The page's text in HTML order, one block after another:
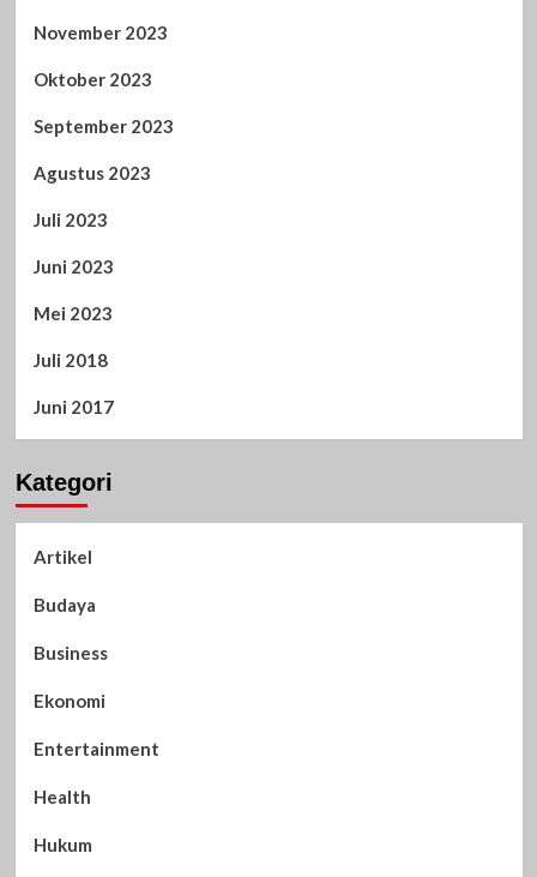
November 2023
Oktober 2023
September 2023
Agustus 2023
Juli 2023
Juni 2023
Mei 2023
Juli 2018
Juni 2017
Kategori
Artikel
Budaya
Business
Ekonomi
Entertainment
Health
Hukum